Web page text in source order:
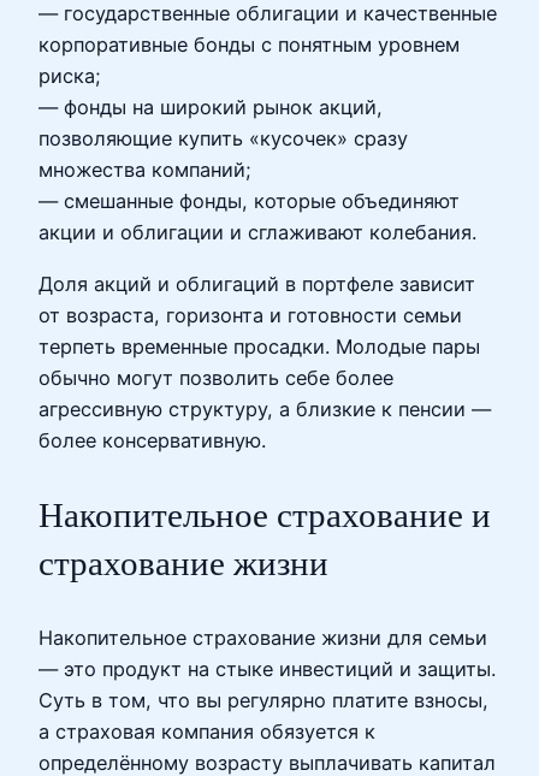
— государственные облигации и качественные
корпоративные бонды с понятным уровнем
риска;
— фонды на широкий рынок акций,
позволяющие купить «кусочек» сразу
множества компаний;
— смешанные фонды, которые объединяют
акции и облигации и сглаживают колебания.
Доля акций и облигаций в портфеле зависит
от возраста, горизонта и готовности семьи
терпеть временные просадки. Молодые пары
обычно могут позволить себе более
агрессивную структуру, а близкие к пенсии —
более консервативную.
Накопительное страхование и
страхование жизни
Накопительное страхование жизни для семьи
— это продукт на стыке инвестиций и защиты.
Суть в том, что вы регулярно платите взносы,
а страховая компания обязуется к
определённому возрасту выплачивать капитал